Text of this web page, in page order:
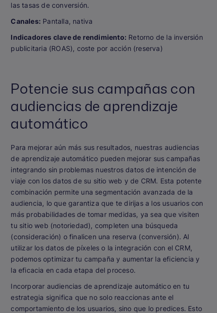
las tasas de conversión.
Canales: Pantalla, nativa
Indicadores clave de rendimiento: Retorno de la inversión
publicitaria (ROAS), coste por acción (reserva)
Potencie sus campañas con
audiencias de aprendizaje
automático
Para mejorar aún más sus resultados, nuestras audiencias
de aprendizaje automático pueden mejorar sus campañas
integrando sin problemas nuestros datos de intención de
viaje con los datos de su sitio web y de CRM. Esta potente
combinación permite una segmentación avanzada de la
audiencia, lo que garantiza que te dirijas a los usuarios con
más probabilidades de tomar medidas, ya sea que visiten
tu sitio web (notoriedad), completen una búsqueda
(consideración) o finalicen una reserva (conversión). Al
utilizar los datos de píxeles o la integración con el CRM,
podemos optimizar tu campaña y aumentar la eficiencia y
la eficacia en cada etapa del proceso.
Incorporar audiencias de aprendizaje automático en tu
estrategia significa que no solo reaccionas ante el
comportamiento de los usuarios, sino que lo predices. Esto